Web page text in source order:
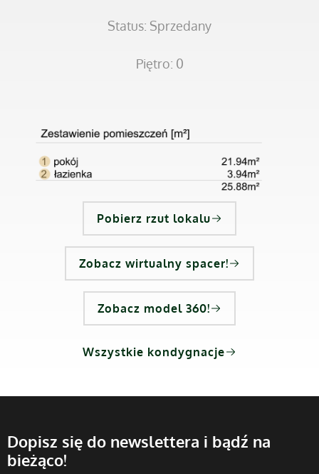
Status: Sprzedany
Piętro: 0
Pobierz rzut lokalu
Zobacz wirtualny spacer!
Zobacz model 360!
Wszystkie kondygnacje
Dopisz się do newslettera i bądź na
bieżąco!